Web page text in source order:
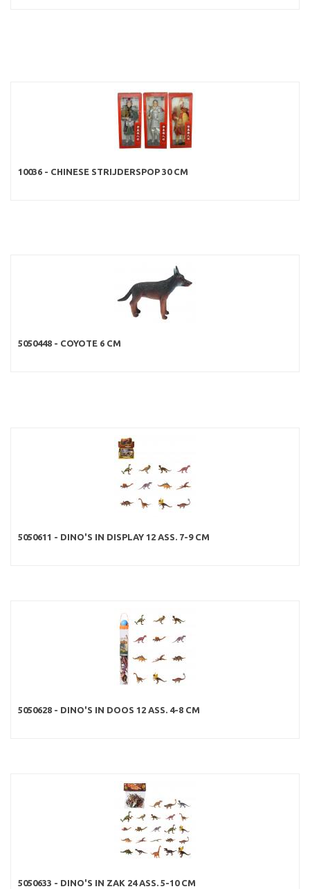
10036 - CHINESE STRIJDERSPOP 30 CM
5050448 - COYOTE 6 CM
5050611 - DINO'S IN DISPLAY 12 ASS. 7-9 CM
5050628 - DINO'S IN DOOS 12 ASS. 4-8 CM
5050633 - DINO'S IN ZAK 24 ASS. 5-10 CM